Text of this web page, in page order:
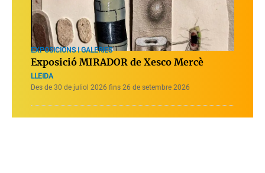
EXPOSICIONS I GALERIES
Exposició MIRADOR de Xesco Mercè
LLEIDA
Des de 30 de juliol 2026 fins 26 de setembre 2026